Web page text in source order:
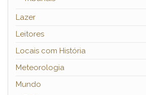
Lazer
Leitores
Locais com História
Meteorologia
Mundo